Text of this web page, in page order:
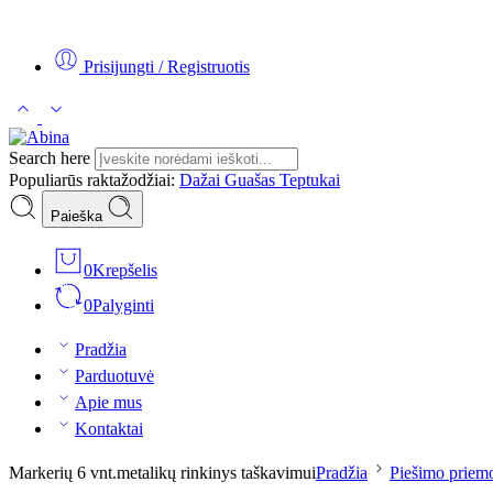
Prisijungti / Registruotis
Search here
Populiarūs raktažodžiai: Dažai Guašas Teptukai
Paieška
0Krepšelis
0Palyginti
Pradžia
Parduotuvė
Apie mus
Kontaktai
Markerių 6 vnt.metalikų rinkinys taškavimuiPradžia Piešimo